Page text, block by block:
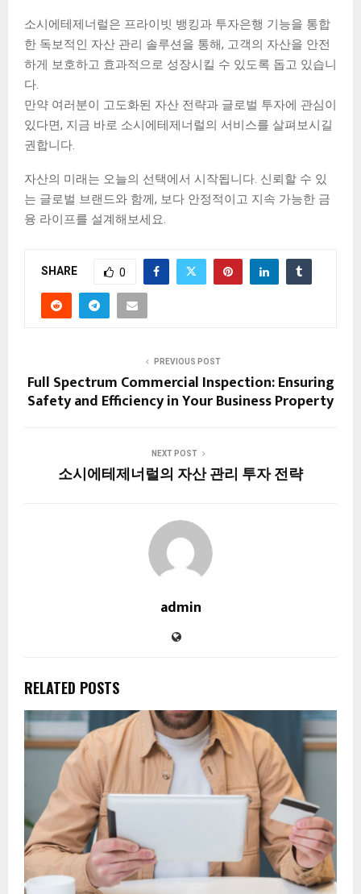
소시에테제너럴은 프라이빗 뱅킹과 투자은행 기능을 통합
한 독보적인 자산 관리 솔루션을 통해, 고객의 자산을 안전
하게 보호하고 효과적으로 성장시킬 수 있도록 돕고 있습니
다.
만약 여러분이 고도화된 자산 전략과 글로벌 투자에 관심이
있다면, 지금 바로 소시에테제너럴의 서비스를 살펴보시길
권합니다.
자산의 미래는 오늘의 선택에서 시작됩니다. 신뢰할 수 있
는 글로벌 브랜드와 함께, 보다 안정적이고 지속 가능한 금
융 라이프를 설계해보세요.
SHARE 0
PREVIOUS POST
Full Spectrum Commercial Inspection: Ensuring
Safety and Efficiency in Your Business Property
NEXT POST
소시에테제너럴의 자산 관리 투자 전략
admin
RELATED POSTS